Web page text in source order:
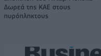
Δωρεά της ΚΑΕ στους
πυρόπληκτους